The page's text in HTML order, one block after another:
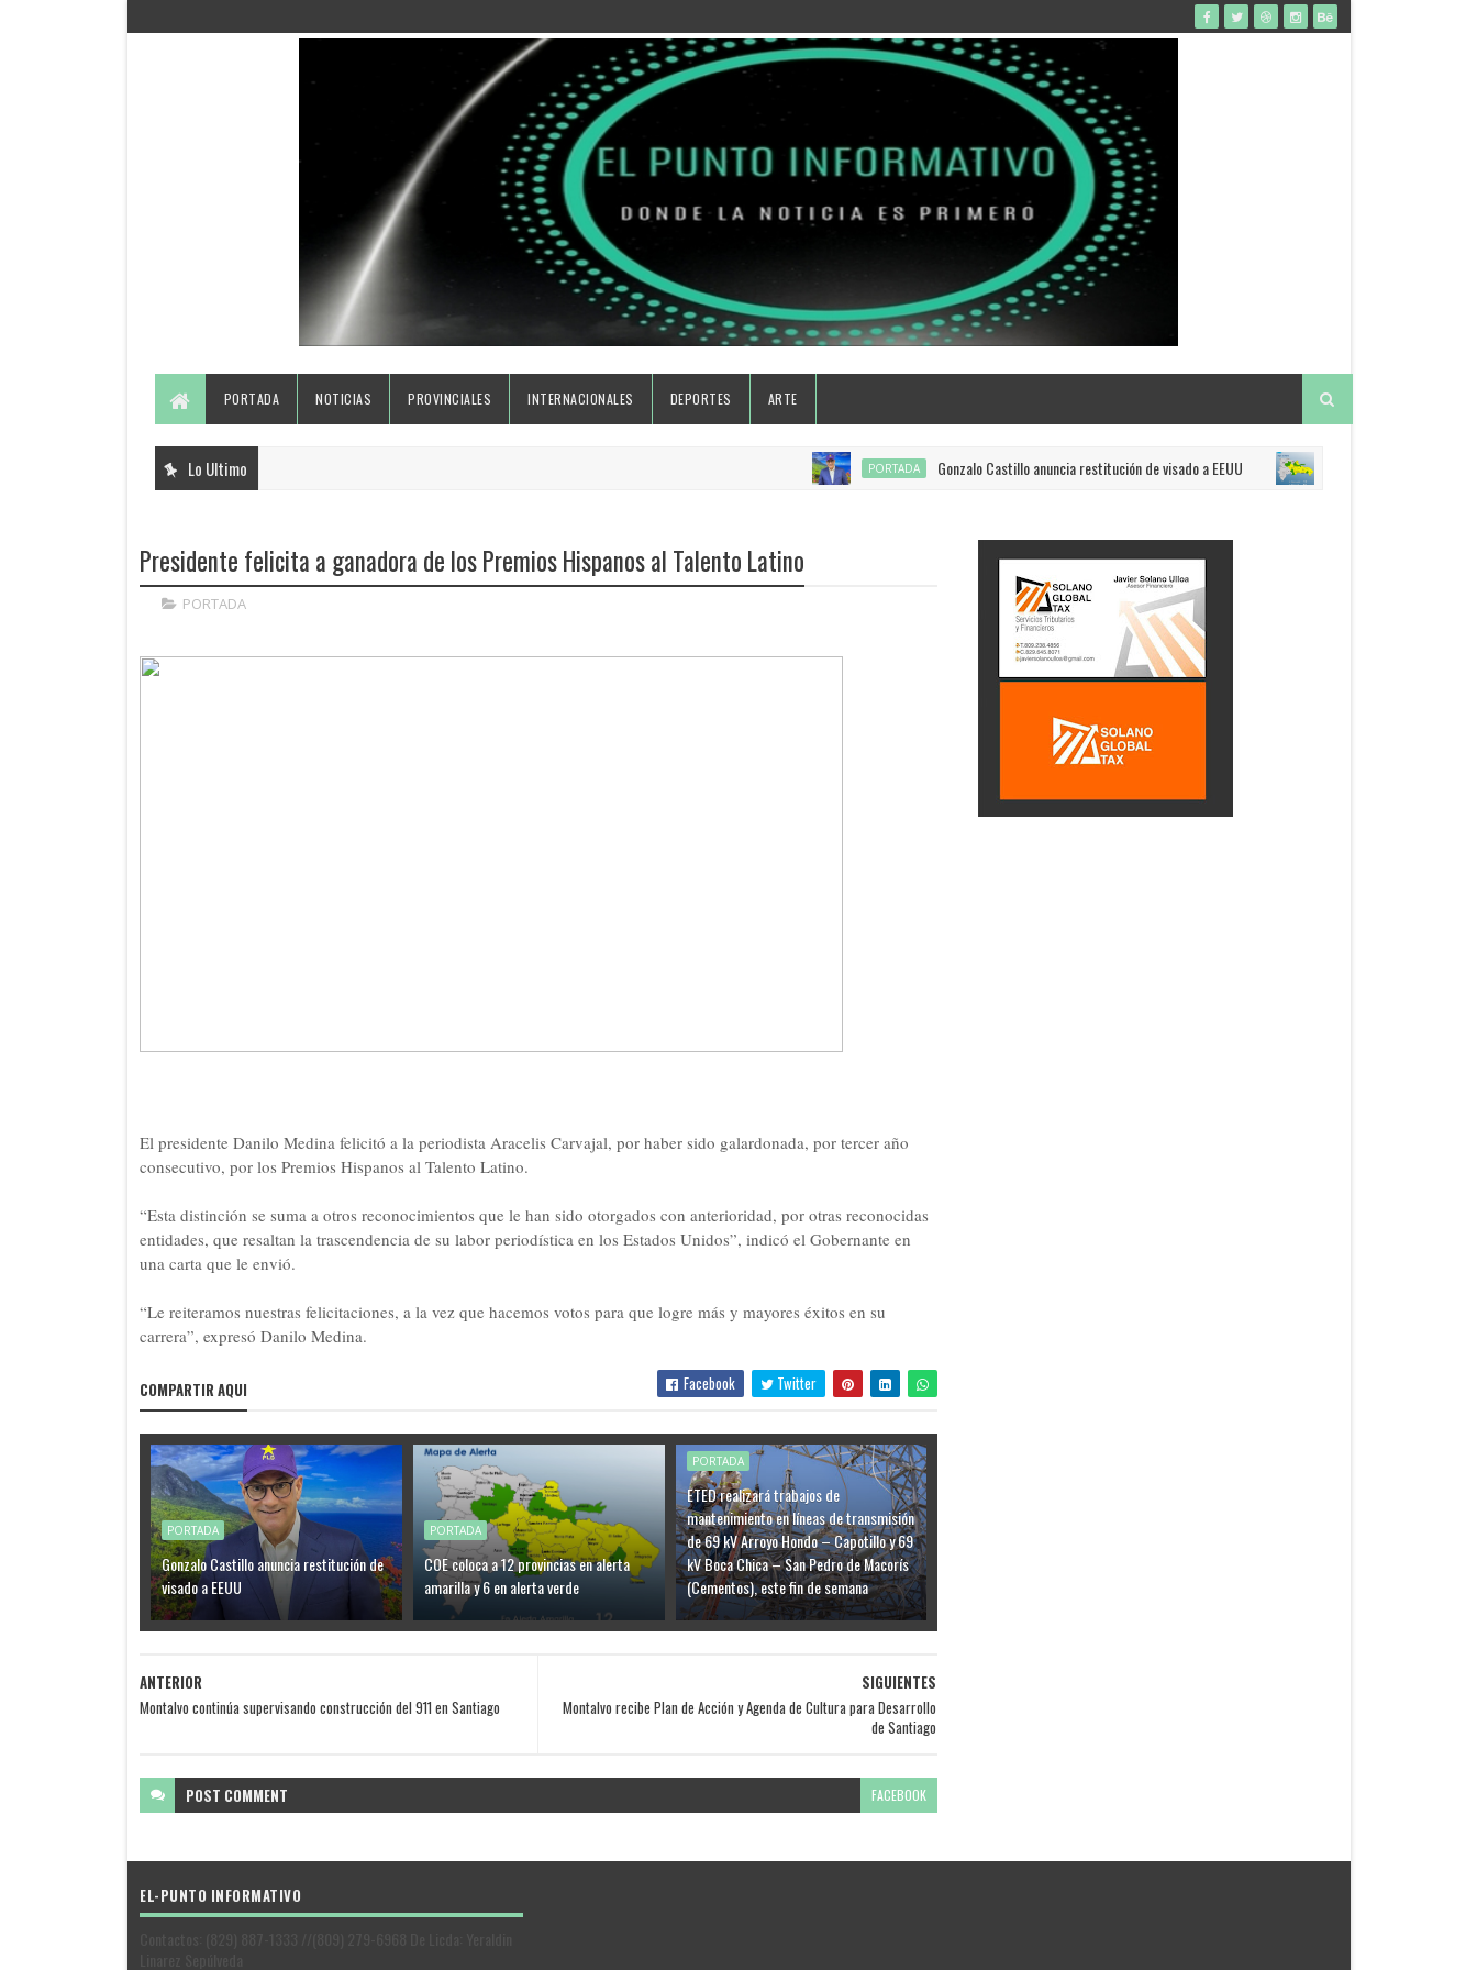
PORTADA NOTICIAS PROVINCIALES INTERNACIONALES DEPORTES ARTE
Lo Ultimo PORTADA Gonzalo Castillo anuncia restitución de visado a EEUU PORTADA
Presidente felicita a ganadora de los Premios Hispanos al Talento Latino
PORTADA
El presidente Danilo Medina felicitó a la periodista Aracelis Carvajal, por haber sido galardonada, por tercer año
consecutivo, por los Premios Hispanos al Talento Latino.
“Esta distinción se suma a otros reconocimientos que le han sido otorgados con anterioridad, por otras reconocidas
entidades, que resaltan la trascendencia de su labor periodística en los Estados Unidos”, indicó el Gobernante en
una carta que le envió.
“Le reiteramos nuestras felicitaciones, a la vez que hacemos votos para que logre más y mayores éxitos en su
carrera”, expresó Danilo Medina.
COMPARTIR AQUI Facebook Twitter
PORTADA
Gonzalo Castillo anuncia restitución de
visado a EEUU
PORTADA
COE coloca a 12 provincias en alerta
amarilla y 6 en alerta verde
PORTADA
ETED realizará trabajos de
mantenimiento en líneas de transmisión
de 69 kV Arroyo Hondo – Capotillo y 69
kV Boca Chica – San Pedro de Macorís
(Cementos), este fin de semana
SIGUIENTES
Montalvo recibe Plan de Acción y Agenda de Cultura para Desarrollo
de Santiago
ANTERIOR
Montalvo continúa supervisando construcción del 911 en Santiago
POST COMMENT FACEBOOK
EL-PUNTO INFORMATIVO